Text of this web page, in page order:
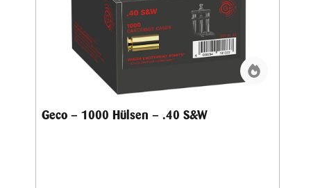
Geco – 1000 Hülsen – .40 S&W